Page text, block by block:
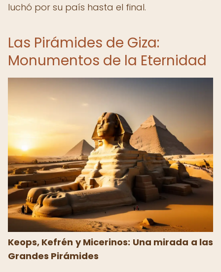
luchó por su país hasta el final.
Las Pirámides de Giza:
Monumentos de la Eternidad
Keops, Kefrén y Micerinos: Una mirada a las
Grandes Pirámides